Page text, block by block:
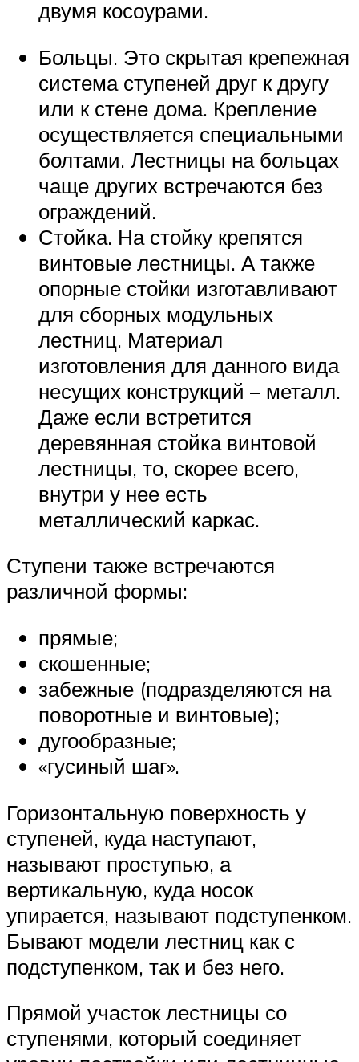
двумя косоурами.
Больцы. Это скрытая крепежная
система ступеней друг к другу
или к стене дома. Крепление
осуществляется специальными
болтами. Лестницы на больцах
чаще других встречаются без
ограждений.
Стойка. На стойку крепятся
винтовые лестницы. А также
опорные стойки изготавливают
для сборных модульных
лестниц. Материал
изготовления для данного вида
несущих конструкций – металл.
Даже если встретится
деревянная стойка винтовой
лестницы, то, скорее всего,
внутри у нее есть
металлический каркас.
Ступени также встречаются
различной формы:
прямые;
скошенные;
забежные (подразделяются на
поворотные и винтовые);
дугообразные;
«гусиный шаг».
Горизонтальную поверхность у
ступеней, куда наступают,
называют проступью, а
вертикальную, куда носок
упирается, называют подступенком.
Бывают модели лестниц как с
подступенком, так и без него.
Прямой участок лестницы со
ступенями, который соединяет